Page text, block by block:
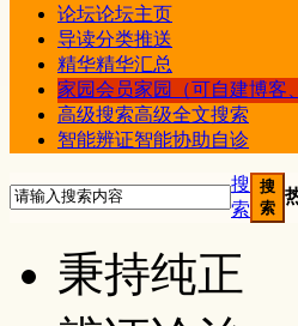
论坛论坛主页
导读分类推送
精华精华汇总
家园会员家园（可自建博客
高级搜索高级全文搜索
智能辨证智能协助自诊
搜
索
搜
索
秉持纯正